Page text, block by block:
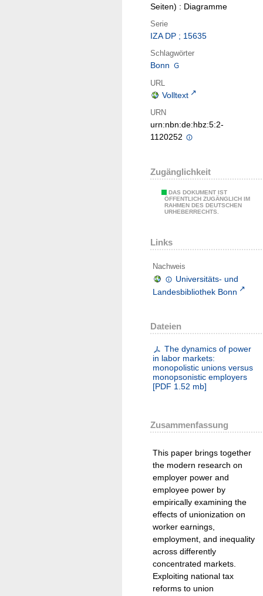
Seiten) : Diagramme
Serie
IZA DP ; 15635
Schlagwörter
Bonn
URL
Volltext
URN
urn:nbn:de:hbz:5:2-
1120252
Zugänglichkeit
DAS DOKUMENT IST
ÖFFENTLICH ZUGÄNGLICH IM
RAHMEN DES DEUTSCHEN
URHEBERRECHTS.
Links
Nachweis
Universitäts- und
Landesbibliothek Bonn
Dateien
The dynamics of power
in labor markets:
monopolistic unions versus
monopsonistic employers
[PDF 1.52 mb]
Zusammenfassung
This paper brings together
the modern research on
employer power and
employee power by
empirically examining the
effects of unionization on
worker earnings,
employment, and inequality
across differently
concentrated markets.
Exploiting national tax
reforms to union